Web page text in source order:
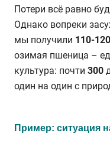
Потери всё равно
Однако вопреки
мы получили 110-120
озимая пшеница –
культура: почти 300
один на один с
Пример: ситуация